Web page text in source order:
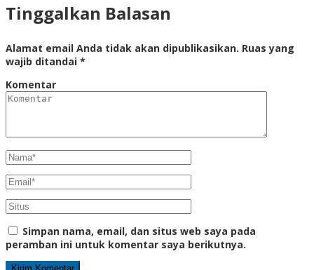
Tinggalkan Balasan
Alamat email Anda tidak akan dipublikasikan. Ruas yang
wajib ditandai *
Komentar
Simpan nama, email, dan situs web saya pada
peramban ini untuk komentar saya berikutnya.